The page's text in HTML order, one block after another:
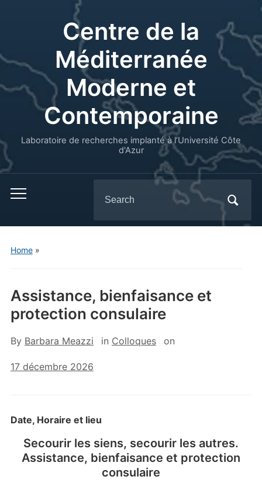
Centre de la
Méditerranée
Moderne et
Contemporaine
Laboratoire de recherches implanté à l’Université Côte
d'Azur
for:
Home»
Assistance, bienfaisance et
protection consulaire
By Barbara Meazzi in Colloques on
17 décembre 2026
Date, Horaire et lieu
Secourir les siens, secourir les autres.
Assistance, bienfaisance et protection
consulaire